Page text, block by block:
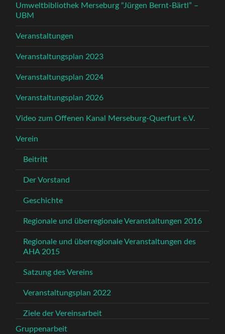
Umweltbibliothek Merseburg “Jürgen Bernt-Bärtl” –
UBM
Veranstaltungen
Veranstaltungsplan 2023
Veranstaltungsplan 2024
Veranstaltungsplan 2026
Video zum Offenen Kanal Merseburg-Querfurt e.V.
Verein
Beitritt
Der Vorstand
Geschichte
Regionale und überregionale Veranstaltungen 2016
Regionale und überregionale Veranstaltungen des
AHA 2015
Satzung des Vereins
Veranstaltungsplan 2022
Ziele der Vereinsarbeit
Gruppenarbeit